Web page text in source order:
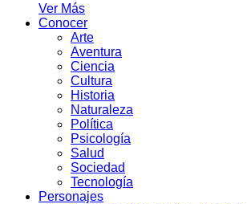
Ver Más
Conocer
Arte
Aventura
Ciencia
Cultura
Historia
Naturaleza
Política
Psicología
Salud
Sociedad
Tecnología
Personajes